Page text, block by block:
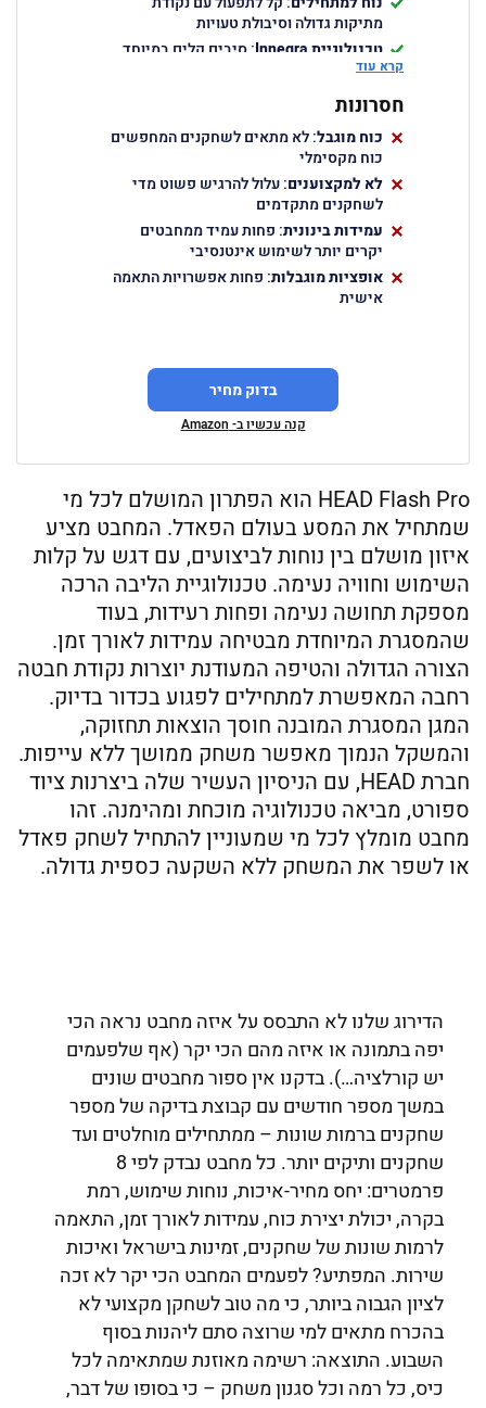
מתיקות גדולה וסיבולת טעויות
טכנולוגיית
: סיבים קלים במיוחד
המבטיחים עמידות מקסימלית
מגן מסגרת מובנה
וחבטות המאריכה את חיי המחבט
משקל נמוך
: 365 גרם מאפשר תמרון קל
ומשחק ממושך ללא עייפות
קרא עוד
חסרונות
כוח מוגבל: לא מתאים לשחקנים המחפשים
כוח מקסימלי
לא למקצוענים: עלול להרגיש פשוט מדי
לשחקנים מתקדמים
עמידות בינונית: פחות עמיד ממחבטים
יקרים יותר לשימוש אינטנסיבי
אופציות מוגבלות: פחות אפשרויות התאמה
אישית
בדוק מחיר
קנה עכשיו ב- Amazon
HEAD Flash Pro הוא הפתרון המושלם לכל מי
שמתחיל את המסע בעולם הפאדל. המחבט מציע
איזון מושלם בין נוחות לביצועים, עם דגש על קלות
השימוש וחוויה נעימה. טכנולוגיית הליבה הרכה
מספקת תחושה נעימה ופחות רעידות, בעוד
שהמסגרת המיוחדת מבטיחה עמידות לאורך זמן.
הצורה הגדולה והטיפה המעודנת יוצרות נקודת חבטה
רחבה המאפשרת למתחילים לפגוע בכדור בדיוק.
המגן המסגרת המובנה חוסך הוצאות תחזוקה,
והמשקל הנמוך מאפשר משחק ממושך ללא עייפות.
חברת HEAD, עם הניסיון העשיר שלה ביצרנות ציוד
ספורט, מביאה טכנולוגיה מוכחת ומהימנה. זהו
מחבט מומלץ לכל מי שמעוניין להתחיל לשחק פאדל
או לשפר את המשחק ללא השקעה כספית גדולה.
הדירוג שלנו לא התבסס על איזה מחבט נראה הכי
יפה בתמונה או איזה מהם הכי יקר (אף שלפעמים
יש קורלציה…). בדקנו אין ספור מחבטים שונים
במשך מספר חודשים עם קבוצת בדיקה של מספר
שחקנים ברמות שונות – ממתחילים מוחלטים ועד
שחקנים ותיקים יותר. כל מחבט נבדק לפי 8
פרמטרים: יחס מחיר-איכות, נוחות שימוש, רמת
בקרה, יכולת יצירת כוח, עמידות לאורך זמן, התאמה
לרמות שונות של שחקנים, זמינות בישראל ואיכות
שירות. המפתיע? לפעמים המחבט הכי יקר לא זכה
לציון הגבוה ביותר, כי מה טוב לשחקן מקצועי לא
בהכרח מתאים למי שרוצה סתם ליהנות בסוף
השבוע. התוצאה: רשימה מאוזנת שמתאימה לכל
כיס, כל רמה וכל סגנון משחק – כי בסופו של דבר,